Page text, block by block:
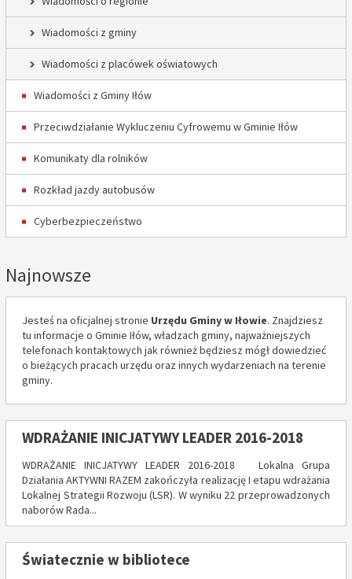
Wiadomości z gminy
Wiadomości z placówek oświatowych
Wiadomości z Gminy Iłów
Przeciwdziałanie Wykluczeniu Cyfrowemu w Gminie Iłów
Komunikaty dla rolników
Rozkład jazdy autobusów
Cyberbezpieczeństwo
Najnowsze
Jesteś na oficjalnej stronie Urzędu Gminy w Iłowie. Znajdziesz
tu informacje o Gminie Iłów, władzach gminy, najważniejszych
telefonach kontaktowych jak również będziesz mógł dowiedzieć
o bieżących pracach urzędu oraz innych wydarzeniach na terenie
gminy.
WDRAŻANIE INICJATYWY LEADER 2016-2018
WDRAŻANIE INICJATYWY LEADER 2016-2018 Lokalna Grupa
Działania AKTYWNI RAZEM zakończyła realizację I etapu wdrażania
Lokalnej Strategii Rozwoju (LSR). W wyniku 22 przeprowadzonych
naborów Rada...
Światecznie w bibliotece